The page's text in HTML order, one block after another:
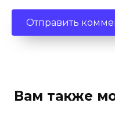
Вам также